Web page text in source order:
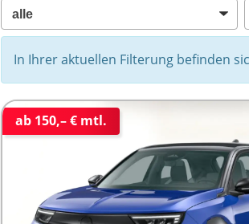
In Ihrer aktuellen Filterung befinden
ab 150,– € mtl.